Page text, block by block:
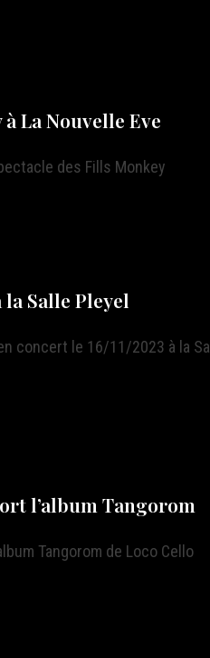
La Nouvelle Eve
des Fills Monkey
Salle Pleyel
concert le 16/11/2023 à la
l’album Tangorom
Tangorom de Loco Cello